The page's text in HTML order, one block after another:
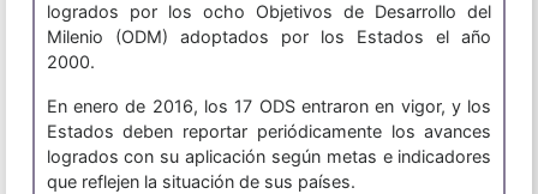
logrados por los ocho Objetivos de Desarrollo del
Milenio (ODM) adoptados por los Estados el año
2000.
En enero de 2016, los 17 ODS entraron en vigor, y los
Estados deben reportar periódicamente los avances
logrados con su aplicación según metas e indicadores
que reflejen la situación de sus países.